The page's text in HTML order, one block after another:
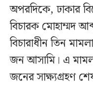
অপরদিকে, ঢাকার
বিচারক মোহাম্মদ
বিচারাধীন তিন
জন আসামি। এ
জনের সাক্ষ্যগ্রহণ